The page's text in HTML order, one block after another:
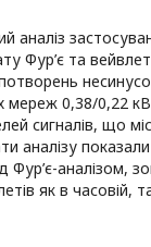
аналіз
Фур’є та
мереж 0,38/0,22
сигналів, що
аналізу
Фур’є-аналізом,
як в часовій,